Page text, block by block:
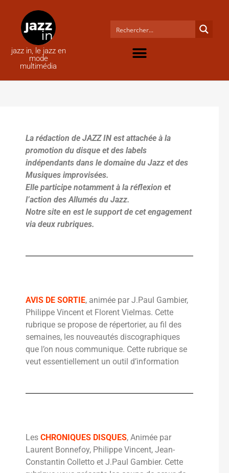
jazz in, le jazz en
mode
multimédia
La rédaction de JAZZ IN est attachée à la
promotion du disque et des labels
indépendants dans le domaine du Jazz et des
Musiques improvisées.
Elle participe notamment à la réflexion et
l’action des Allumés du Jazz.
Notre site en est le support de cet engagement
via deux rubriques.
AVIS DE SORTIE, animée par J.Paul Gambier,
Philippe Vincent et Florent Vielmas. Cette
rubrique se propose de répertorier, au fil des
semaines, les nouveautés discographiques
que l’on nous communique. Cette rubrique se
veut essentiellement un outil d’information
Les CHRONIQUES DISQUES, Animée par
Laurent Bonnefoy, Philippe Vincent, Jean-
Constantin Colletto et J.Paul Gambier. Cette